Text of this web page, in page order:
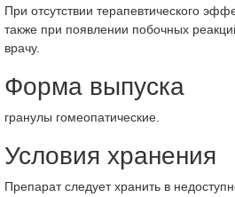
При отсутствии терапевтического
также при появлении побочных
врачу.
Форма выпуска
гранулы гомеопатические.
Условия хранения
Препарат следует хранить в